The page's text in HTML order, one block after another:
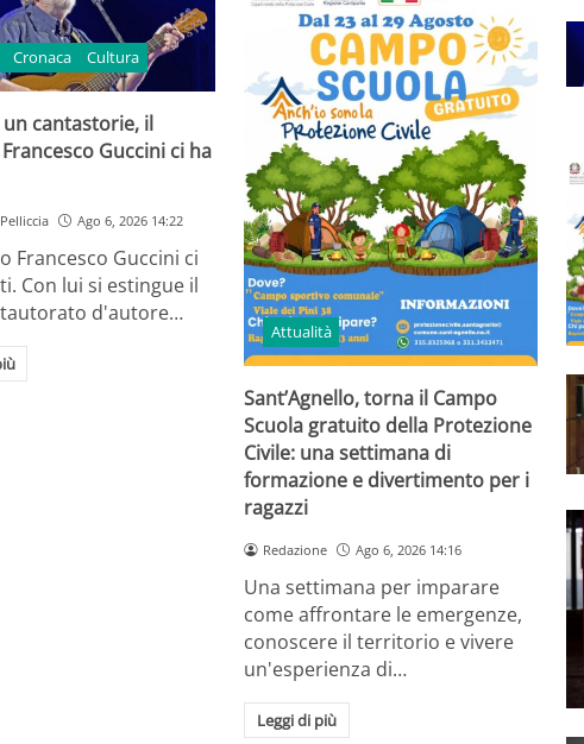
Cronaca Cultura
cantastorie, il
Guccini ci ha
Ago 6, 2026 14:22
Francesco Guccini ci
Con lui si estingue il
d'autore…
Attualità
Sant’Agnello, torna il Campo
Scuola gratuito della Protezione
Civile: una settimana di
formazione e divertimento per i
ragazzi
Redazione Ago 6, 2026 14:16
Una settimana per imparare
come affrontare le emergenze,
conoscere il territorio e vivere
un'esperienza di…
Leggi di più